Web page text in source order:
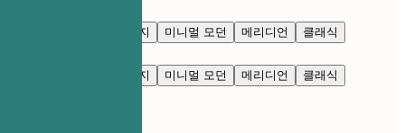
프레스티지 미니멀 모던 메리디언
클래식
프레스티지 미니멀 모던 메리디언
클래식